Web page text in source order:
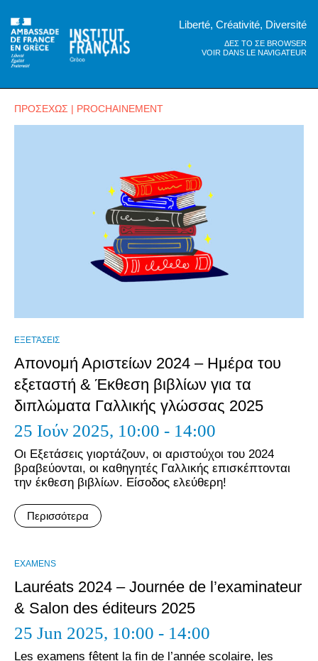
Liberté, Créativité, Diversité
ΔΕΣ ΤΟ ΣΕ BROWSER
VOIR DANS LE NAVIGATEUR
ΠΡΟΣΕΧΩΣ | PROCHAINEMENT
ΕΞΕΤΆΣΕΙΣ
Απονομή Αριστείων 2024 – Ημέρα του
εξεταστή & Έκθεση βιβλίων για τα
διπλώματα Γαλλικής γλώσσας 2025
25 Ιούν 2025, 10:00 - 14:00
Οι Εξετάσεις γιορτάζουν, οι αριστούχοι του 2024
βραβεύονται, οι καθηγητές Γαλλικής επισκέπτονται
την έκθεση βιβλίων. Είσοδος ελεύθερη!
Περισσότερα
EXAMENS
Lauréats 2024 – Journée de l’examinateur
& Salon des éditeurs 2025
25 Jun 2025, 10:00 - 14:00
Les examens fêtent la fin de l’année scolaire, les